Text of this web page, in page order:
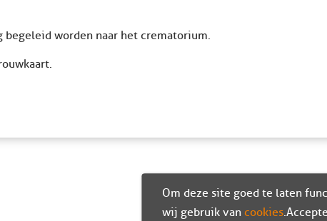
begeleid worden naar het crematorium.
Om deze site goed te laten
wij gebruik van cookies.